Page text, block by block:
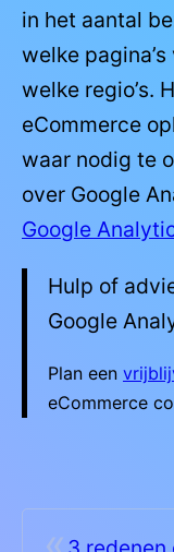
in het aantal
welke
welke regio’s.
eCommerce
waar nodig te
over Google
Google
Hulp of
Google
Plan een
eCommerce